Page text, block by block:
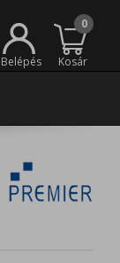
Belépés
0
Kosár